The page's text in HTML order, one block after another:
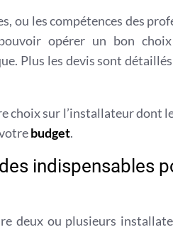
ou les compétences des
opérer un bon choix
Plus les devis sont
choix sur l’installateur dont
budget.
indispensables
deux ou plusieurs